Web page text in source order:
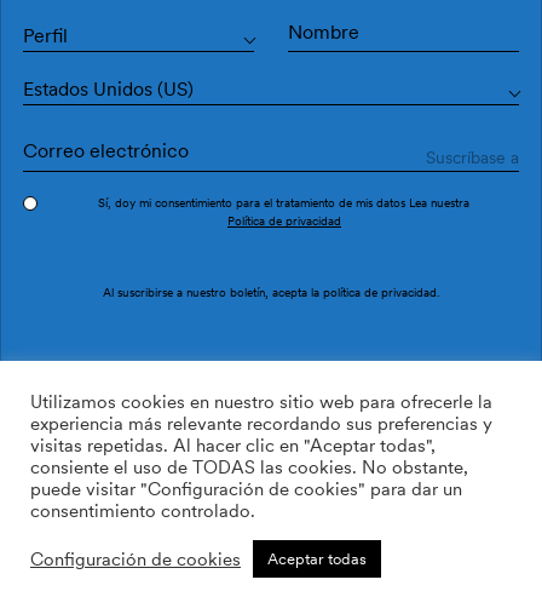
* Si el mural es pequeño, se empaquetará en un
se dividirá en más de 2 rollos.
Cómo preparar la pared
pintado restante.
Cómo instalar el papel pintado
Herramientas: Tijeras, cúter, adhesivo vinílico
Perfil
Estados Unidos (US)
Sí, doy mi consentimiento para el tratamiento de mis datos Lea nuestra
Política de privacidad
Al suscribirse a nuestro boletín, acepta la política de privacidad
Utilizamos cookies en nuestro sitio web para ofrecerle la
experiencia más relevante recordando sus preferencias y
visitas repetidas. Al hacer clic en "Aceptar todas",
consiente el uso de TODAS las cookies. No obstante,
puede visitar "Configuración de cookies" para dar un
consentimiento controlado.
Configuración de cookies Aceptar todas